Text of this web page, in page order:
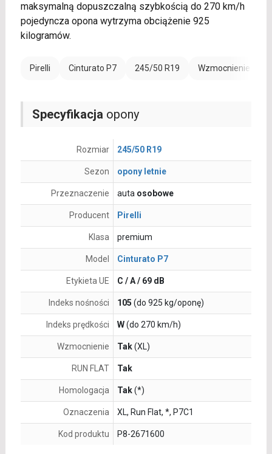
maksymalną dopuszczalną szybkością do 270 km/h
pojedyncza opona wytrzyma obciążenie 925
kilogramów.
Pirelli Cinturato P7 245/50 R19 Wzmocnienie (XL)
Specyfikacja opony
Rozmiar 245/50 R19
Sezon opony letnie
Przeznaczenie auta osobowe
Producent Pirelli
Klasa premium
Model Cinturato P7
Etykieta UE C / A / 69 dB
Indeks nośności 105 (do 925 kg/oponę)
Indeks prędkości W(do 270 km/h)
Wzmocnienie Tak(XL)
RUN FLAT Tak
Homologacja Tak(*)
Oznaczenia XL, Run Flat, *, P7C1
Kod produktu P8-2671600